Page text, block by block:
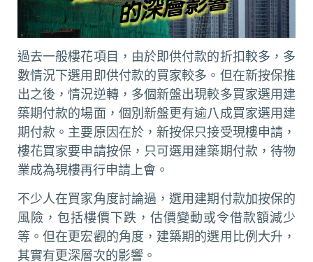
過去一般樓花項目，由於即供付款的折扣較多，多
數情況下選用即供付款的買家較多。但在新按保推
出之後，情況逆轉，多個新盤出現較多買家選用建
築期付款的場面，個別新盤更有逾八成買家選用建
期付款。主要原因在於，新按保只接受現樓申請，
樓花買家要申請按保，只可選用建築期付款，待物
業成為現樓再行申請上會。
不少人在買家角度討論過，選用建期付款加按保的
風險，包括樓價下跌，估價變動或令借款額減少
等。但在更宏觀的角度，建築期的選用比例大升，
其實有更深層次的影響。